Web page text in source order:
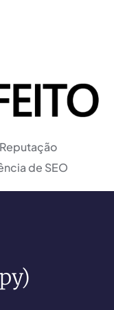
de SEO